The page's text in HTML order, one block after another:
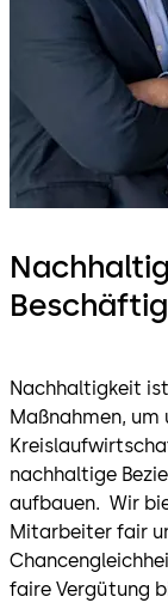
Nachhaltigkeit
Maßnahmen, um
nachhaltige
aufbauen. Wir
Mitarbeiter fair
faire Vergütung